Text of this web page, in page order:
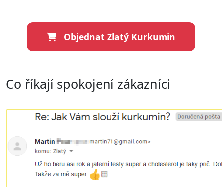
Objednat Zlatý Kurkumin
Co říkají spokojení zákazníci